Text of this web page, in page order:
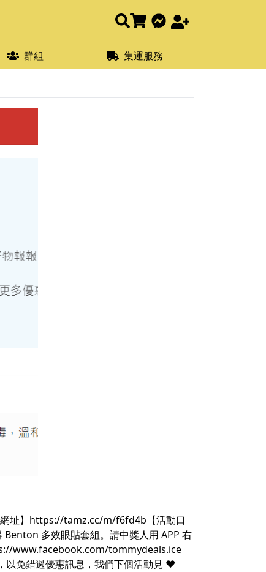
群組 集運服務
網址】https://tamz.cc/m/f6fd4b【活動口
多效眼貼套組。請中獎人用 APP 右
www.facebook.com/tommydeals.ice
以免錯過優惠訊息，我們下個活動見 ❤️